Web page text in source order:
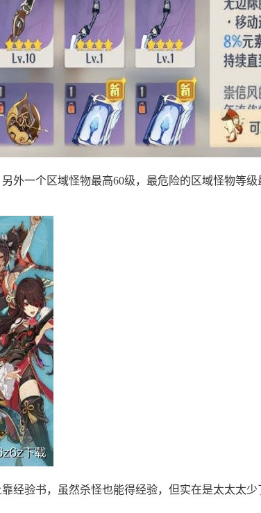
外一个区域怪物最高60级，最危险的区域怪物等
经验书，虽然杀怪也能得经验，但实在是太太太